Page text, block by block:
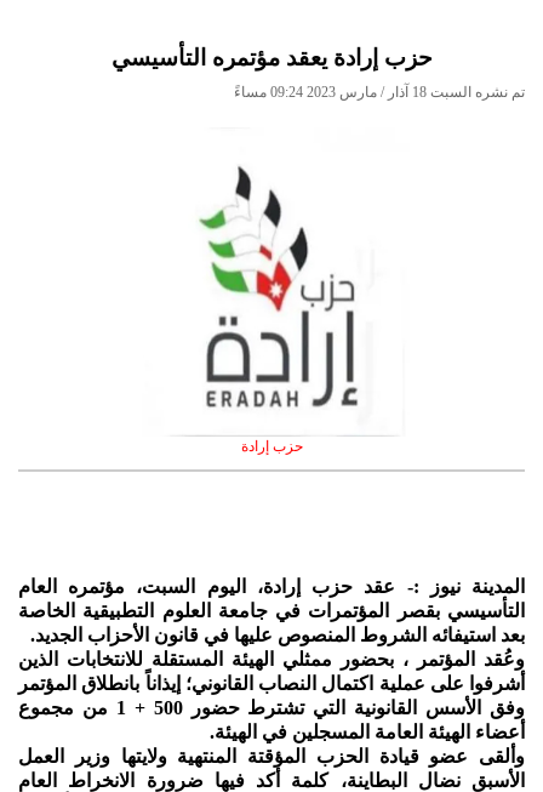
حزب إرادة يعقد مؤتمره التأسيسي
تم نشره السبت 18 آذار / مارس 2023 09:24 مساءً
حزب إرادة
المدينة نيوز :- عقد حزب إرادة، اليوم السبت، مؤتمره العام
التأسيسي بقصر المؤتمرات في جامعة العلوم التطبيقية الخاصة
بعد استيفائه الشروط المنصوص عليها في قانون الأحزاب الجديد.
وعُقد المؤتمر ، بحضور ممثلي الهيئة المستقلة للانتخابات الذين
أشرفوا على عملية اكتمال النصاب القانوني؛ إيذاناً بانطلاق المؤتمر
وفق الأسس القانونية التي تشترط حضور 500 + 1 من مجموع
أعضاء الهيئة العامة المسجلين في الهيئة.
وألقى عضو قيادة الحزب المؤقتة المنتهية ولايتها وزير العمل
الأسبق نضال البطاينة، كلمة أكد فيها ضرورة الانخراط العام